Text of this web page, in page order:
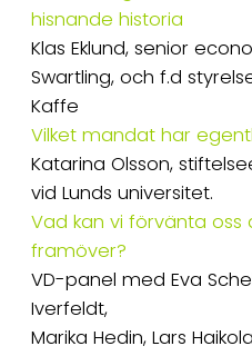
hisnande historia
Klas Eklund, senior
Swartling, och f.d
Kaffe
Vilket mandat har
Katarina Olsson,
vid Lunds universitet.
Vad kan vi förvänta oss
framöver?
VD-panel med Eva
Iverfeldt,
Marika Hedin, Lars